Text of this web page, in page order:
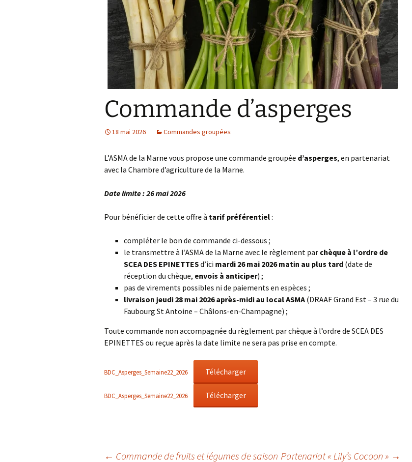
Commande d’asperges
18 mai 2026 Commandes groupées
L’ASMA de la Marne vous propose une commande groupée d’asperges, en partenariat
avec la Chambre d’agriculture de la Marne.
Date limite : 26 mai 2026
Pour bénéficier de cette offre à tarif préférentiel:
compléter le bon de commande ci-dessous ;
le transmettre à l’ASMA de la Marne avec le règlement par chèque à l’ordre de
SCEA DES EPINETTESd’ici mardi 26 mai 2026 matin au plus tard (date de
réception du chèque, envois à anticiper) ;
pas de virements possibles ni de paiements en espèces ;
livraison jeudi 28 mai 2026 après-midi au local ASMA(DRAAF Grand Est – 3 rue du
Faubourg St Antoine – Châlons-en-Champagne) ;
Toute commande non accompagnée du règlement par chèque à l’ordre de SCEA DES
EPINETTES ou reçue après la date limite ne sera pas prise en compte.
BDC_Asperges_Semaine22_2026 Télécharger
BDC_Asperges_Semaine22_2026 Télécharger
← Commande de fruits et légumes de saison Partenariat « Lily’s Cocoon » →